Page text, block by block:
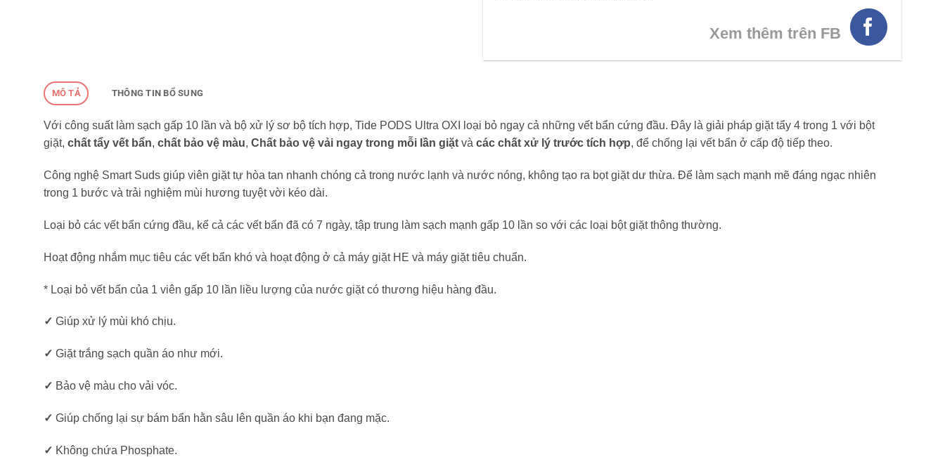
Xem thêm trên FB
MÔ TẢ THÔNG TIN BỔ SUNG
Với công suất làm sạch gấp 10 lần và bộ xử lý sơ bộ tích hợp, Tide PODS Ultra OXI loại bỏ ngay cả những vết bẩn cứng đầu. Đây là giải pháp giặt tẩy 4 trong 1 với bột
giặt, chất tẩy vết bẩn, chất bảo vệ màu, Chất bảo vệ vải ngay trong mỗi lần giặt và các chất xử lý trước tích hợp, để chống lại vết bẩn ở cấp độ tiếp theo.
Công nghệ Smart Suds giúp viên giặt tự hòa tan nhanh chóng cả trong nước lạnh và nước nóng, không tạo ra bọt giặt dư thừa. Để làm sạch mạnh mẽ đáng ngạc nhiên
trong 1 bước và trải nghiệm mùi hương tuyệt vời kéo dài.
Loại bỏ các vết bẩn cứng đầu, kể cả các vết bẩn đã có 7 ngày, tập trung làm sạch mạnh gấp 10 lần so với các loại bột giặt thông thường.
Hoạt động nhắm mục tiêu các vết bẩn khó và hoạt động ở cả máy giặt HE và máy giặt tiêu chuẩn.
* Loại bỏ vết bẩn của 1 viên gấp 10 lần liều lượng của nước giặt có thương hiệu hàng đầu.
✓ Giúp xử lý mùi khó chịu.
✓ Giặt trắng sạch quần áo như mới.
✓ Bảo vệ màu cho vải vóc.
✓ Giúp chống lại sự bám bẩn hằn sâu lên quần áo khi bạn đang mặc.
✓ Không chứa Phosphate.